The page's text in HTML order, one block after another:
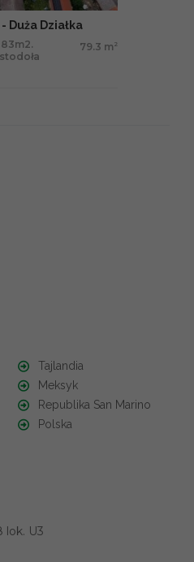
Duża Działka
79.3 m 2
Tajlandia
Meksyk
Republika San Marino
Polska
lok. U3